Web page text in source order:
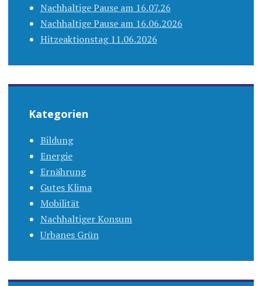
Nachhaltige Pause am 16.07.26
Nachhaltige Pause am 16.06.2026
Hitzeaktionstag 11.06.2026
Kategorien
Bildung
Energie
Ernährung
Gutes Klima
Mobilität
Nachhaltiger Konsum
Urbanes Grün